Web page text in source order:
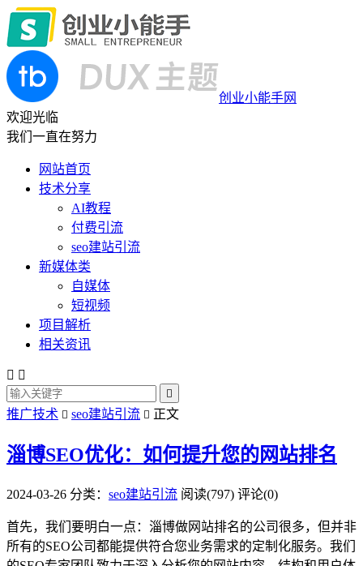
创业小能手网
欢迎光临
我们一直在努力
网站首页
技术分享
AI教程
付费引流
seo建站引流
新媒体类
自媒体
短视频
项目解析
相关资讯
 

推广技术  seo建站引流  正文
淄博SEO优化：如何提升您的网站排名
2024-03-26 分类： seo建站引流 阅读(797) 评论(0)
首先，我们要明白一点：淄博做网站排名的公司很多，但并非
所有的SEO公司都能提供符合您业务需求的定制化服务。我们